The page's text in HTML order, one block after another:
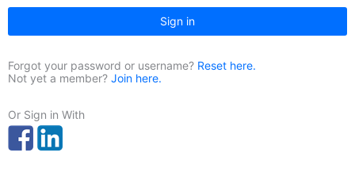
Sign in
Forgot your password or username? Reset here.
Not yet a member? Join here.
Or Sign in With